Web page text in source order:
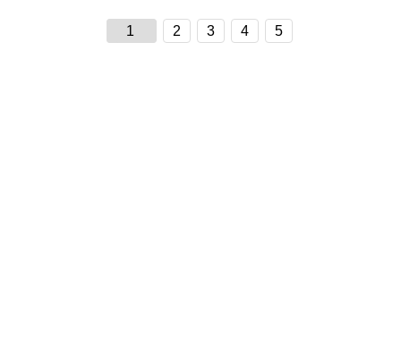
1 2 3 4 5